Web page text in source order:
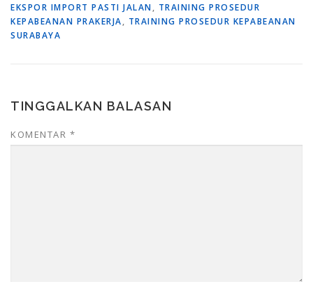
EKSPOR IMPORT PASTI JALAN, TRAINING PROSEDUR
KEPABEANAN PRAKERJA, TRAINING PROSEDUR KEPABEANAN
SURABAYA
TINGGALKAN BALASAN
KOMENTAR *